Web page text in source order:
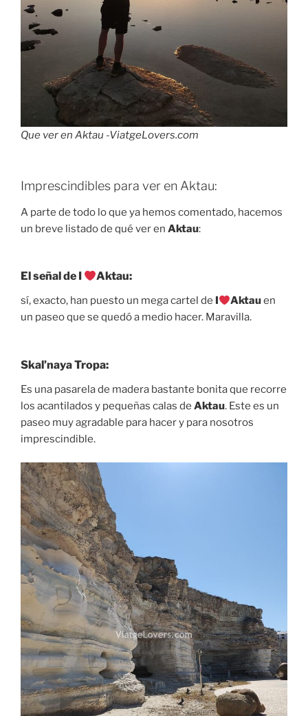
Que ver en Aktau -ViatgeLovers.com
Imprescindibles para ver en Aktau:
A parte de todo lo que ya hemos comentado, hacemos
un breve listado de qué ver en Aktau:
El señal de I Aktau:
sí, exacto, han puesto un mega cartel de Aktauen
un paseo que se quedó a medio hacer. Maravilla.
Skal’naya Tropa:
Es una pasarela de madera bastante bonita que recorre
los acantilados y pequeñas calas de Aktau. Este es un
paseo muy agradable para hacer y para nosotros
imprescindible.